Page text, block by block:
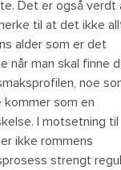
Det er også verdt
til at det ikke
alder som er det
når man skal finne
noe
kommer som en
I motsetning til
ikke rommens
strengt